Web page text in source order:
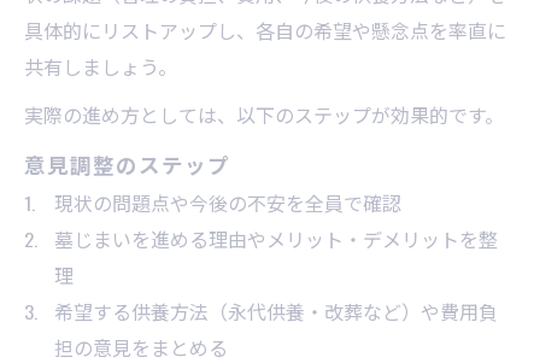
具体的にリストアップし、各自の希望や懸念点を率直に
共有しましょう。
実際の進め方としては、以下のステップが効果的です。
意見調整のステップ
現状の問題点や今後の不安を全員で確認
墓じまいを進める理由やメリット・デメリットを整
理
希望する供養方法（永代供養・改葬など）や費用負
担の意見をまとめる